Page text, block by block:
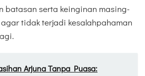
batasan serta keinginan masing-
tidak terjadi kesalahpahaman
Arjuna Tanpa Puasa: